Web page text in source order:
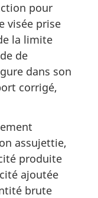
pour
visée prise
la limite
de
dans son
corrigé,
assujettie,
produite
ajoutée
brute